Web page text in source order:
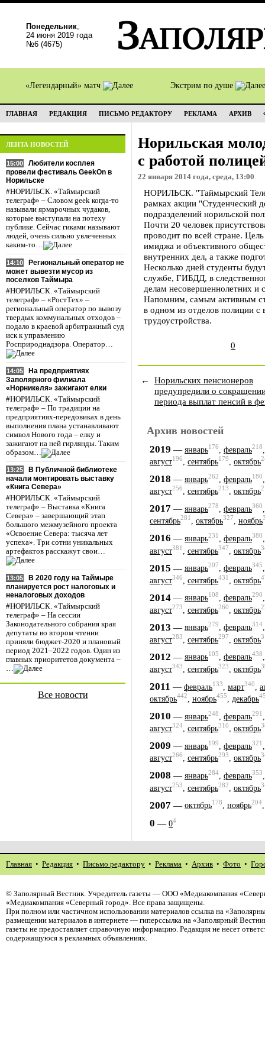
Понедельник,
24 июня 2019 года
№6 (4675)
«Легендарный» матч Экстрим по душе
ГЛАВНАЯ РЕДАКЦИЯ ПИСЬМО РЕДАКТОРУ РЕКЛАМА АРХИВ
ЛЕНТА НОВОСТЕЙ
15:00
Любители косплея
провели фестиваль GeekOn в
Норильске
#НОРИЛЬСК. «Таймырский
телеграф» – Словом geek когда-то
называли ярмарочных чудаков,
которые выступали на потеху
публике. Сейчас гиками называют
людей, очень сильно увлеченных
каким-то…
14:10
Региональный оператор не
может вывезти мусор из
поселков Таймыра
#НОРИЛЬСК. «Таймырский
телеграф» – «РостТех» –
региональный оператор по вывозу
твердых коммунальных отходов –
подало в краевой арбитражный суд
иск к управлению
Росприроднадзора. Оператор…
14:05
На предприятиях
Заполярного филиала
«Норникеля» зажигают елки
#НОРИЛЬСК. «Таймырский
телеграф» – По традиции на
предприятиях-передовиках в день
выполнения плана устанавливают
символ Нового года – елку и
зажигают на ней гирлянды. Таким
образом…
13:25
В Публичной библиотеке
начали монтировать выставку
«Книга Севера»
#НОРИЛЬСК. «Таймырский
телеграф» – Выставка «Книга
Севера» – завершающий этап
большого межмузейного проекта
«Освоение Севера: тысяча лет
успеха». Три сотни уникальных
артефактов расскажут свои…
13:05
В 2020 году на Таймыре
планируется рост налоговых и
неналоговых доходов
#НОРИЛЬСК. «Таймырский
телеграф» – На сессии
Законодательного собрания края
депутаты во втором чтении
приняли бюджет-2020 и плановый
период 2021–2022 годов. Один из
главных приоритетов документа –
…
Все новости
Норильская
с работой
22 января 2014 года, среда, 13:00
НОРИЛЬСК. "Таймырский
рамках акции "Студенческий
подразделений норильской
Почти 20 человек
проводит по всей стране.
имиджа и объективного
внутренних дел, а также
Несколько дней студенты
службе, ГИБДД, в
делам несовершеннолетних и
Напомним, самым активным
в одном из отделов полиции
трудоустройства.
0
←
Норильских пенсионеров
предупредили о
периода выплат пенсий в
Архив новостей
2019 — январь176 февраль218
август196, сентябрь179, октябрь
2018 — январь262 февраль180
август256, сентябрь213, октябрь
2017 — январь278 февраль360
сентябрь281, октябрь327, ноябрь
2016 — январь231 февраль380
август381 сентябрь347 октябрь
2015 — январь207, февраль345
август346 сентябрь431 октябрь
2014 — январь108, февраль290
август273 сентябрь260 октябрь
2013 — январь279, февраль314
август283 сентябрь297 октябрь
2012 — январь105, февраль438
август343, сентябрь323, октябрь
2011 — февраль133 март340
октябрь442, ноябрь455, декабрь
2010 — январь248 февраль291
август324, сентябрь310, октябрь
2009 — январь199 февраль321
август266, сентябрь293, октябрь
2008 — январь284 февраль353
август253 сентябрь282 октябрь
2007 — октябрь178, ноябрь204
0 — 04
Главная • Редакция • Письмо редактору • Реклама • Архив • Фото •
© Заполярный Вестник. Учредитель газеты — ООО «Медиакомпания
«Медиакомпания «Северный город». Все права защищены.
При полном или частичном использовании материалов ссылка на
размещении материалов в интернете — гиперссылка на «Заполярный
газеты не предоставляет справочную информацию. Редакция не несет
содержащуюся в рекламных объявлениях.